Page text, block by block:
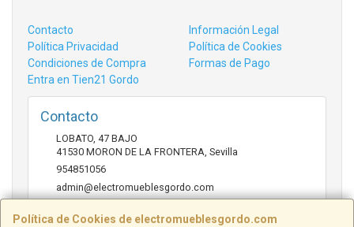
Política de Cookies de electromueblesgordo.com
Contacto
Información Legal
Política Privacidad
Política de Cookies
Condiciones de Compra
Formas de Pago
Entra en Tien21 Gordo
Contacto
LOBATO, 47 BAJO
41530 MORON DE LA FRONTERA, Sevilla
954851056
admin@electromueblesgordo.com